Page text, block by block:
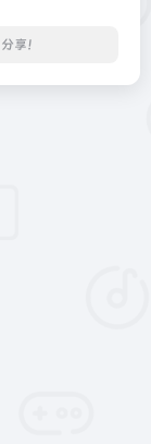
享！